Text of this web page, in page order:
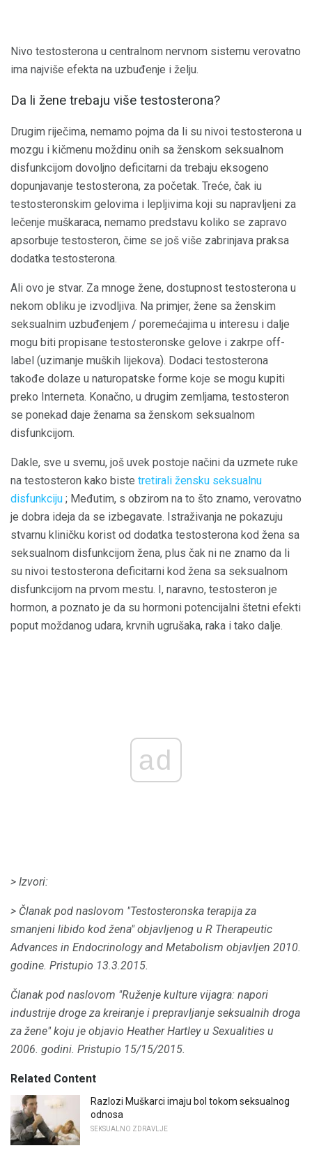
Nivo testosterona u centralnom nervnom sistemu verovatno
ima najviše efekta na uzbuđenje i želju.
Da li žene trebaju više testosterona?
Drugim riječima, nemamo pojma da li su nivoi testosterona u
mozgu i kičmenu moždinu onih sa ženskom seksualnom
disfunkcijom dovoljno deficitarni da trebaju eksogeno
dopunjavanje testosterona, za početak. Treće, čak iu
testosteronskim gelovima i lepljivima koji su napravljeni za
lečenje muškaraca, nemamo predstavu koliko se zapravo
apsorbuje testosteron, čime se još više zabrinjava praksa
dodatka testosterona.
Ali ovo je stvar. Za mnoge žene, dostupnost testosterona u
nekom obliku je izvodljiva. Na primjer, žene sa ženskim
seksualnim uzbuđenjem / poremećajima u interesu i dalje
mogu biti propisane testosteronske gelove i zakrpe off-
label (uzimanje muških lijekova). Dodaci testosterona
takođe dolaze u naturopatske forme koje se mogu kupiti
preko Interneta. Konačno, u drugim zemljama, testosteron
se ponekad daje ženama sa ženskom seksualnom
disfunkcijom.
Dakle, sve u svemu, još uvek postoje načini da uzmete ruke
na testosteron kako biste tretirali žensku seksualnu
disfunkciju ; Međutim, s obzirom na to što znamo, verovatno
je dobra ideja da se izbegavate. Istraživanja ne pokazuju
stvarnu kliničku korist od dodatka testosterona kod žena sa
seksualnom disfunkcijom žena, plus čak ni ne znamo da li
su nivoi testosterona deficitarni kod žena sa seksualnom
disfunkcijom na prvom mestu. I, naravno, testosteron je
hormon, a poznato je da su hormoni potencijalni štetni efekti
poput moždanog udara, krvnih ugrušaka, raka i tako dalje.
ad
> Izvori:
> Članak pod naslovom "Testosteronska terapija za
smanjeni libido kod žena" objavljenog u R Therapeutic
Advances in Endocrinology and Metabolism objavljen 2010.
godine. Pristupio 13.3.2015.
Članak pod naslovom "Ruženje kulture vijagra: napori
industrije droge za kreiranje i prepravljanje seksualnih droga
za žene" koju je objavio Heather Hartley u Sexualities u
2006. godini. Pristupio 15/15/2015.
Related Content
Razlozi Muškarci imaju bol tokom seksualnog
odnosa
SEKSUALNO ZDRAVLJE